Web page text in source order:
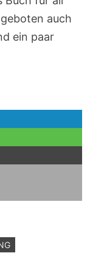
auch
ein paar